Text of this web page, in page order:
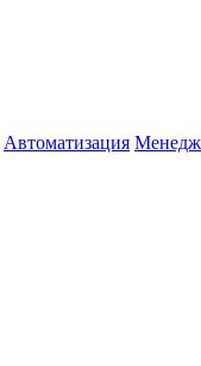
Автоматизация